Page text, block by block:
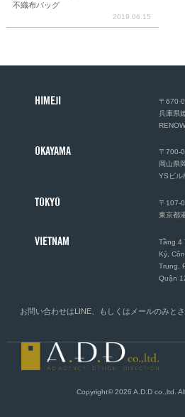
2019.06.15
不織布バッグ
HIMEJI
〒670-
兵庫県
OKAYAMA
〒700-
岡山県
YSビル
TOKYO
〒107-
東京都
VIETNAM
Tầng 4
Ký,
Trung,
Quận
お問い合わせは LINE、もしくは メールのみと
Copyright© 2026 A.D.D co.,ltd.